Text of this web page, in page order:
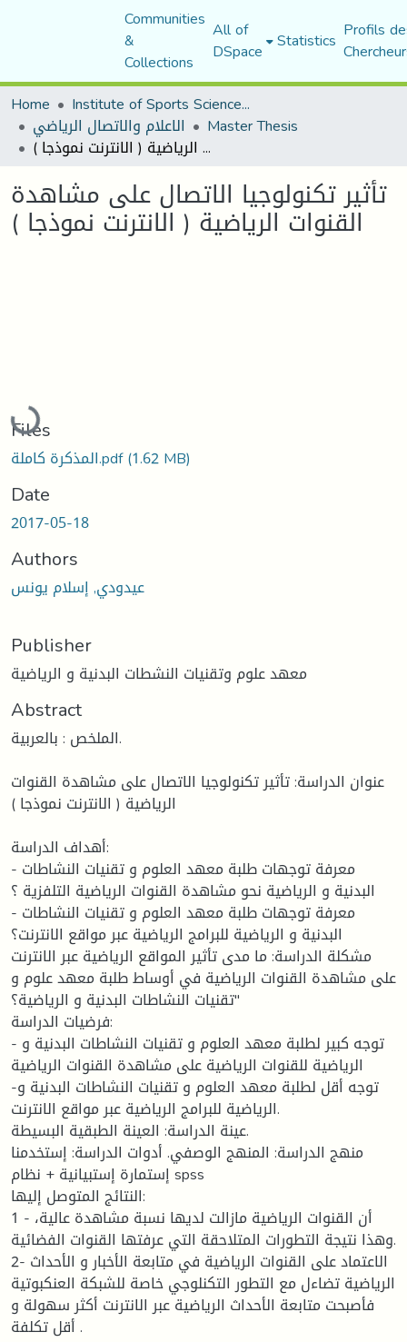
Communities
&
Collections
All of
DSpace Statistics Profils
Home
Institute of Sports Sciences and Techniques
الاعلام والاتصال الرياضي Master Thesis
تأثير تكنولوجيا الاتصال على مشاهدة القنوات الرياضية ( الانترنت نموذجا )
تأثير تكنولوجيا الاتصال على مشاهدة
القنوات الرياضية ( الانترنت نموذجا )
Loading...
Files
المذكرة كاملة.pdf(1.62 MB)
Date
2017-05-18
Authors
عيدودي, إسلام يونس
Publisher
معهد علوم وتقنيات النشطات البدنية و الرياضية
Abstract
الملخص : بالعربية.
عنوان الدراسة: تأثير تكنولوجيا الاتصال على مشاهدة القنوات
الرياضية ( الانترنت نموذجا )
أهداف الدراسة:
- معرفة توجهات طلبة معهد العلوم و تقنيات النشاطات
البدنية و الرياضية نحو مشاهدة القنوات الرياضية التلفزية ؟
- معرفة توجهات طلبة معهد العلوم و تقنيات النشاطات
البدنية و الرياضية للبرامج الرياضية عبر مواقع الانترنت؟
مشكلة الدراسة: ما مدى تأثير المواقع الرياضية عبر الانترنت
على مشاهدة القنوات الرياضية في أوساط طلبة معهد علوم و
تقنيات النشاطات البدنية و الرياضية؟"
فرضيات الدراسة:
- توجه كبير لطلبة معهد العلوم و تقنيات النشاطات البدنية و
الرياضية للقنوات الرياضية على مشاهدة القنوات الرياضية
-توجه أقل لطلبة معهد العلوم و تقنيات النشاطات البدنية و
الرياضية للبرامج الرياضية عبر مواقع الانترنت.
عينة الدراسة: العينة الطبقية البسيطة.
منهج الدراسة: المنهج الوصفي. أدوات الدراسة: إستخدمنا
إستمارة إستبيانية + نظام spss
النتائج المتوصل إليها:
1 - أن القنوات الرياضية مازالت لديها نسبة مشاهدة عالية،
وهذا نتيجة التطورات المتلاحقة التي عرفتها القنوات الفضائية.
2- الاعتماد على القنوات الرياضية في متابعة الأخبار و الأحداث
الرياضية تضاءل مع التطور التكنلوجي خاصة للشبكة العنكبوتية
فأصبحت متابعة الأحداث الرياضية عبر الانترنت أكثر سهولة و
أقل تكلفة .